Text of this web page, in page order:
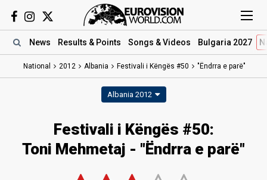
News Results & Points Songs & Videos Bulgaria 2027
National 2012 Albania Festivali i Këngës #50 "Ëndrra e parë"
Albania 2012
Festivali i Këngës #50:
Toni Mehmetaj - "Ëndrra e parë"